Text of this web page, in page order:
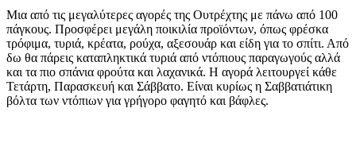
Μια από τις μεγαλύτερες αγορές της Ουτρέχτης με πάνω από 100
πάγκους. Προσφέρει μεγάλη ποικιλία προϊόντων, όπως φρέσκα
τρόφιμα, τυριά, κρέατα, ρούχα, αξεσουάρ και είδη για το σπίτι. Από
δω θα πάρεις καταπληκτικά τυριά από ντόπιους παραγωγούς αλλά
και τα πιο σπάνια φρούτα και λαχανικά. Η αγορά λειτουργεί κάθε
Τετάρτη, Παρασκευή και Σάββατο. Είναι κυρίως η Σαββατιάτικη
βόλτα των ντόπιων για γρήγορο φαγητό και βάφλες.